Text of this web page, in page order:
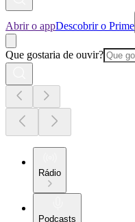
Abrir o appDescobrir o Prime
Que gostaria de ouvir?
Rádio
Podcasts